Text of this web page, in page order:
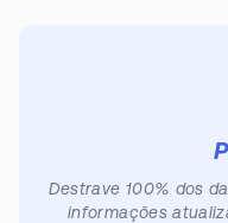
Destrave 100% dos
informações